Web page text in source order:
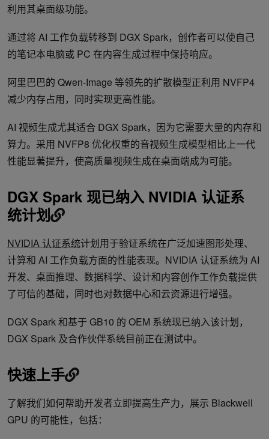
利用其桌面级功能。
通过将 AI 工作负载转移到 DGX Spark，创作者可以使自己
的笔记本电脑或 PC 在内容生成过程中保持响应。
阿里巴巴的 Qwen-Image 等领先的扩散模型正利用 NVFP4
减少内存占用，同时实现更高性能。
AI 视频生成尤其适合 DGX Spark，因为它需要大量的内存和
算力。采用 NVFP8 优化权重的音视频生成模型相比上一代
性能显著提升，使高质量视频生成在桌面端成为可能。
DGX Spark 现已纳入 NVIDIA 认证系
统计划
NVIDIA 认证系统计划用于验证系统在广泛加速图形处理、
计算和 AI 工作负载方面的性能表现。NVIDIA 认证系统为 AI
开发、桌面推理、数据科学、设计和内容创作工作负载提供
了可信的基础，同时也对数据中心和云资源进行增强。
DGX Spark 和基于 GB10 的 OEM 系统现已纳入该计划，
DGX Spark 及合作伙伴系统目前正在测试中。
快速上手
了解我们如何帮助开发者立即提高生产力，展示 Blackwell
GPU 的可能性，包括：